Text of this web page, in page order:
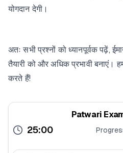
योगदान देगी।
अतः सभी प्रश्नों को ध्यानपूर्वक पढ़ें,
तैयारी को और अधिक प्रभावी बनाएं।
करते हैं!
Patwari
25:00